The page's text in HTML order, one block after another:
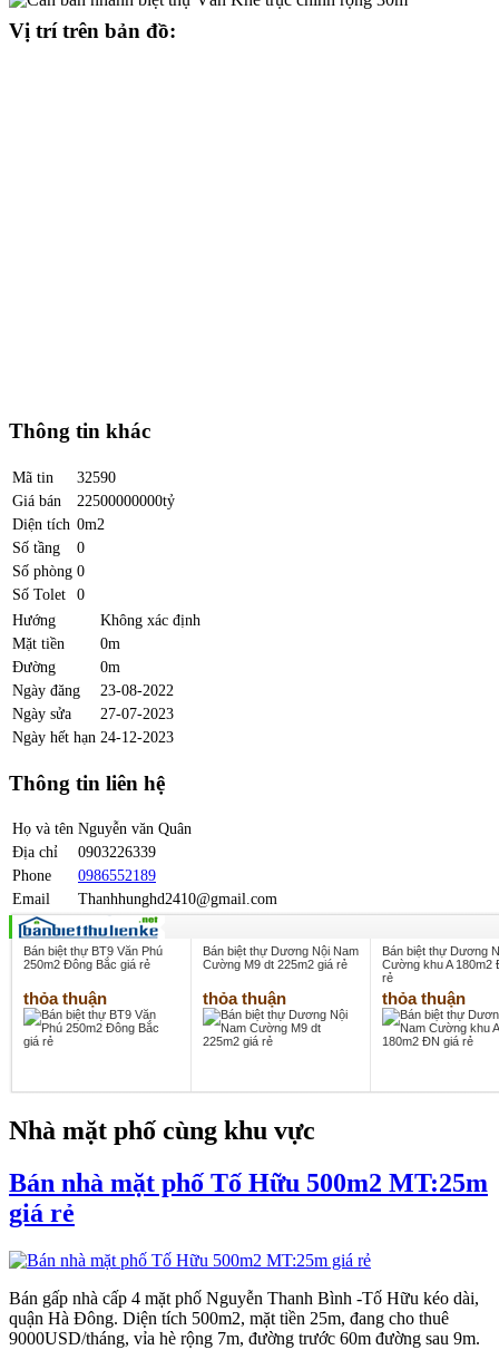
Vị trí trên bản đồ:
Thông tin khác
Mã tin
32590
Giá bán
22500000000tỷ
Diện tích 0m2
Số tầng
0
Số phòng 0
Số Tolet
0
Hướng
Không xác định
Mặt tiền
0m
Đường
0m
Ngày đăng
23-08-2022
Ngày sửa
27-07-2023
Ngày hết hạn 24-12-2023
Thông tin liên hệ
Họ và tên Nguyễn văn Quân
Địa chỉ
0903226339
Phone
0986552189
Email
Thanhhunghd2410@gmail.com
Bán biệt thự BT9 Văn Phú
250m2 Đông Bắc giá rẻ
thỏa thuận
Bán biệt thự Dương Nội Nam
Cường M9 dt 225m2 giá rẻ
thỏa thuận
Bán biệt thự Dương
Cường khu A 180m2
rẻ
thỏa thuận
Nhà mặt phố cùng khu vực
Bán nhà mặt phố Tố Hữu 500m2 MT:25m
giá rẻ
Bán gấp nhà cấp 4 mặt phố Nguyễn Thanh Bình -Tố Hữu kéo dài,
quận Hà Đông. Diện tích 500m2, mặt tiền 25m, đang cho thuê
9000USD/tháng, vỉa hè rộng 7m, đường trước 60m đường sau 9m.